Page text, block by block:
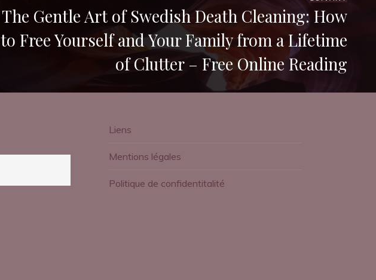
The Gentle Art of Swedish Death Cleaning: How
to Free Yourself and Your Family from a Lifetime
of Clutter – Free Online Reading
Liens
Mentions légales
Politique de confidentitalité